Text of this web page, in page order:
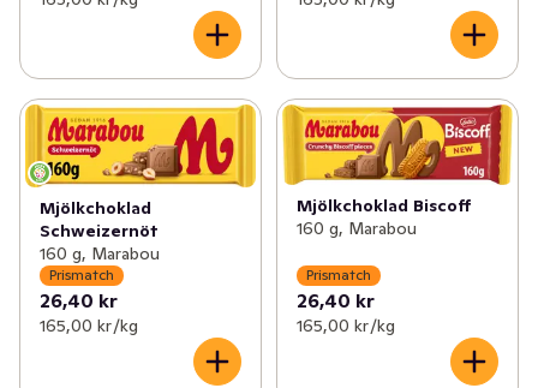
Mjölkchoklad
Schweizernöt
160 g, Marabou
Prismatch
26,40 kr
165,00 kr /kg
Mjölkchoklad Biscoff
160 g, Marabou
Prismatch
26,40 kr
165,00 kr /kg